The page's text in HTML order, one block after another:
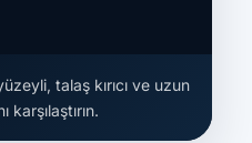
talaş kırıcı ve uzun
karşılaştırın.